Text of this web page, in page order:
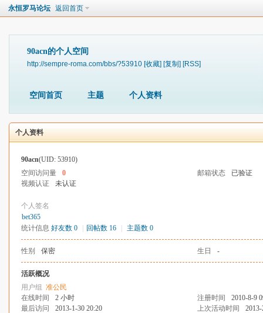
永恒罗马论坛 返回首页
90acn的个人空间
http://sempre-roma.com/bbs/?53910 [收藏] [复制] [RSS]
空间首页 主题 个人资料
个人资料
90acn(UID: 53910)
空间访问量
0 邮箱状态
已验证
视频认证
未认证
个人签名
bet365
统计信息 好友数 0 回帖数 16 主题数 0
性别 保密 生日 -
活跃概况
用户组 准公民
在线时间
2 小时 注册时间
2010-8-9
最后访问
2013-1-30 20:20 上次活动时间